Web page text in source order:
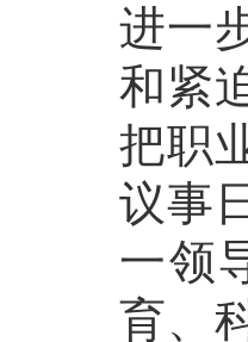
进一
和紧
把职
议事
一领
育、